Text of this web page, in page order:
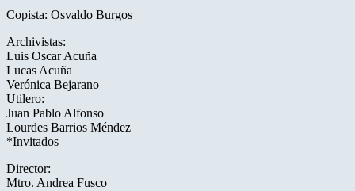
Copista: Osvaldo Burgos
Archivistas:
Luis Oscar Acuña
Lucas Acuña
Verónica Bejarano
Utilero:
Juan Pablo Alfonso
Lourdes Barrios Méndez
*Invitados
Director:
Mtro. Andrea Fusco